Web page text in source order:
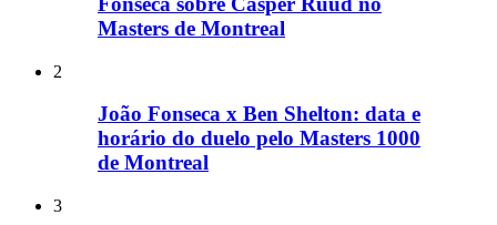
Masters de Montreal
2
João Fonseca x Ben Shelton: data e
horário do duelo pelo Masters 1000
de Montreal
3